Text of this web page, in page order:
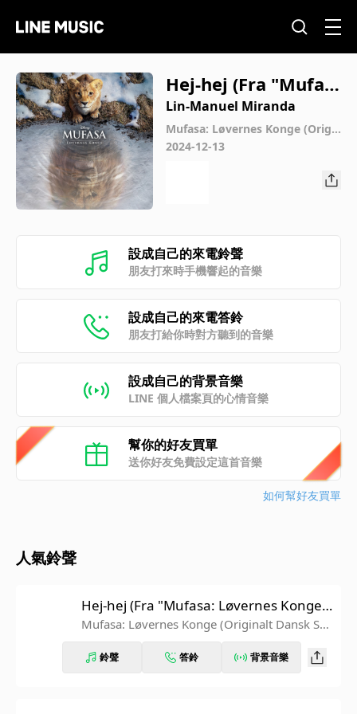
Hej-hej (Fra "Mufas
a: Løvernes Konge"/
Originalt Dansk Sou
ndtrack)
Lin-Manuel Miranda
Mufasa: Løvernes Konge (Origi
nalt Dansk Soundtrack)
2024-12-13
設成自己的來電鈴聲
朋友打來時手機響起的音樂
設成自己的來電答鈴
朋友打給你時對方聽到的音樂
設成自己的背景音樂
LINE 個人檔案頁的心情音樂
幫你的好友買單
送你好友免費設定這首音樂
如何幫好友買單
人氣鈴聲
Hej-hej (Fra "Mufasa: Løvernes Konge"/
Originalt Dansk Soundtrack)
Mufasa: Løvernes Konge (Originalt Dansk So
鈴聲 答鈴 背景音樂